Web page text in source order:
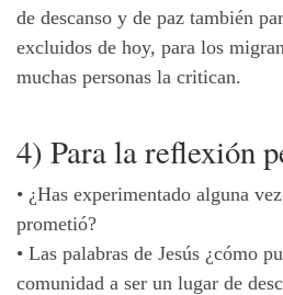
de descanso y de paz también
excluidos de hoy, para los
muchas personas la critican.
4) Para la reflexión
• ¿Has experimentado alguna
prometió?
• Las palabras de Jesús ¿cómo
comunidad a ser un lugar de